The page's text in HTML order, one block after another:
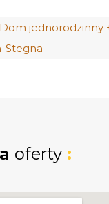
INWESTYCJA
- oferta
(9,9 kW), pompy
oferty :